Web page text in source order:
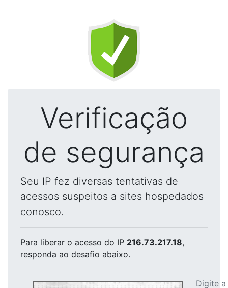
Verificação
de segurança
Seu IP fez diversas tentativas de
acessos suspeitos a sites hospedados
conosco.
Para liberar o acesso do IP 216.73.217.18,
responda ao desafio abaixo.
Digite